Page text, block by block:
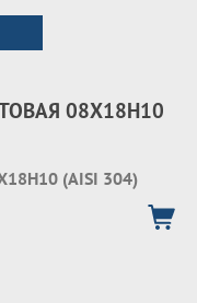
08Х18Н10
(AISI 304)